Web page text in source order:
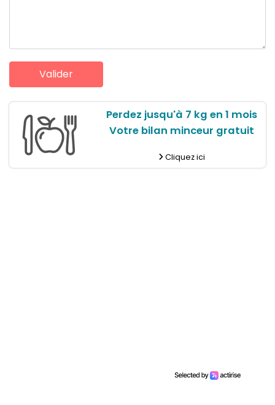
Perdez jusqu'à 7 kg en 1 mois
Votre bilan minceur gratuit
Cliquez ici